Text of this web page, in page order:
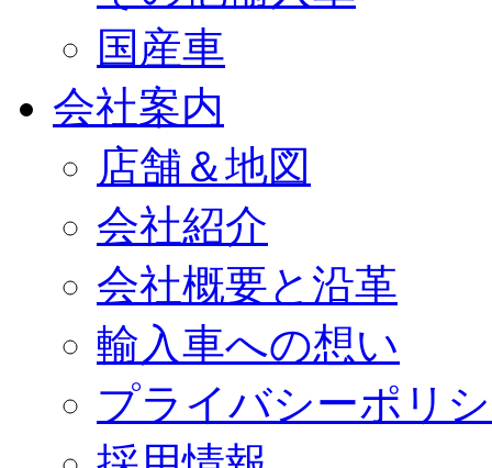
国産車
会社案内
店舗＆地図
会社紹介
会社概要と沿革
輸入車への想い
プライバシーポリ